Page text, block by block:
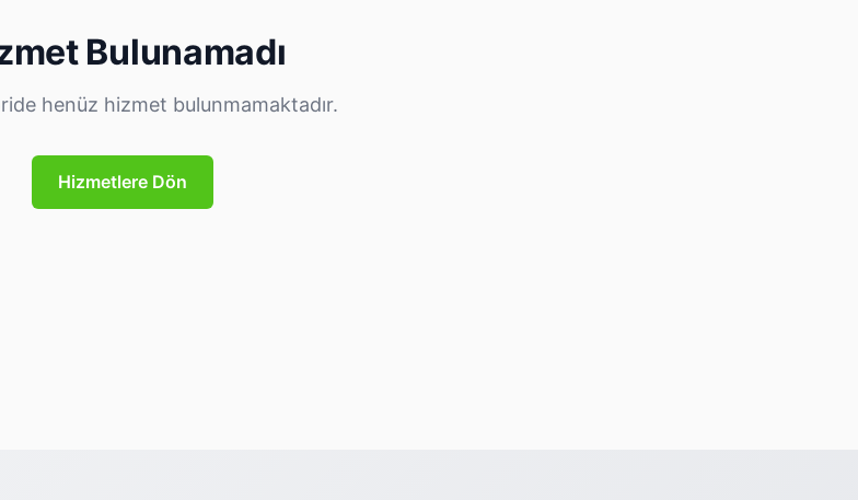
Bulunamadı
henüz hizmet bulunmamaktadır.
Hizmetlere Dön